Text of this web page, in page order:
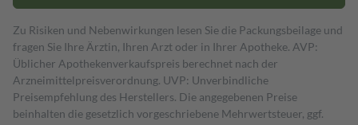
Zu Risiken und Nebenwirkungen lesen Sie die Packungsbeilage und
fragen Sie Ihre Ärztin, Ihren Arzt oder in Ihrer Apotheke. AVP:
Üblicher Apothekenverkaufspreis berechnet nach der
Arzneimittelpreisverordnung. UVP: Unverbindliche
Preisempfehlung des Herstellers. Die angegebenen Preise
beinhalten die gesetzlich vorgeschriebene Mehrwertsteuer, ggf.